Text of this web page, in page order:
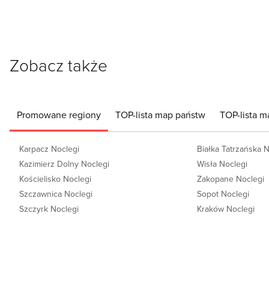
Zobacz także
Promowane regiony TOP-lista map państw TOP-lista
Karpacz Noclegi
Kazimierz Dolny Noclegi
Kościelisko Noclegi
Szczawnica Noclegi
Szczyrk Noclegi
Białka Tatrzańska
Wisła Noclegi
Zakopane Noclegi
Sopot Noclegi
Kraków Noclegi